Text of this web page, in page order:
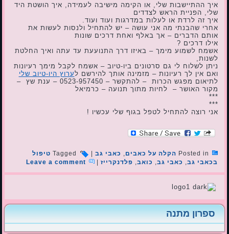
איך ההתיישבות שלי, או הקימה מישיבה לעמידה, איך הושטת היד
שלי, הפניית הראש לצדדים
איך זה לרדת או לעלות במדרגות ועוד ועוד.
אחרי שהבנתי מה אני עושה – יש להתחיל ולנסות לעשות את
אותם הדברים – אך באלף ואחת דרכים שונות
אילו דרכים ?
אשמח לשמוע מימך – באיזו דרך התנועעת עד עתה ואיך החלטת
לשנות,
ניתן לשלוח לי גם סרטונים ביו-טיוב – אשמח לקבל מימך רעיונות
ואם אין לך רעיונות – מזמינה אותך להירשם לערוץ היו-טיוב שלי
לתיאום מפגש הכרות – להתקשר – 0523-957450 – ענת שץ –
מקור האושר – לחיות מתוך תנועה – כרמיאל
***
***
אני רוצה להתחיל לטפל בגוף שלי עכשיו !
Posted in הקלה על כאבים, כאבי גב Tagged טיפול
בכאבי גב
כאבי גב כואב פלדנקרייז |
Leave a comment
ספרון מתנה